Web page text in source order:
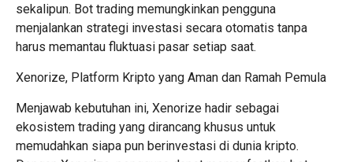
sekalipun. Bot trading memungkinkan pengguna
menjalankan strategi investasi secara otomatis tanpa
harus memantau fluktuasi pasar setiap saat.
Xenorize, Platform Kripto yang Aman dan Ramah Pemula
Menjawab kebutuhan ini, Xenorize hadir sebagai
ekosistem trading yang dirancang khusus untuk
memudahkan siapa pun berinvestasi di dunia kripto.